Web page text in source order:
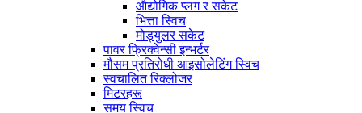
औद्योगिक प्लग र सकेट
भित्ता स्विच
मोड्युलर सकेट
पावर फ्रिक्वेन्सी इन्भर्टर
मौसम प्रतिरोधी आइसोलेटिंग स्विच
स्वचालित रिक्लोजर
मिटरहरू
समय स्विच